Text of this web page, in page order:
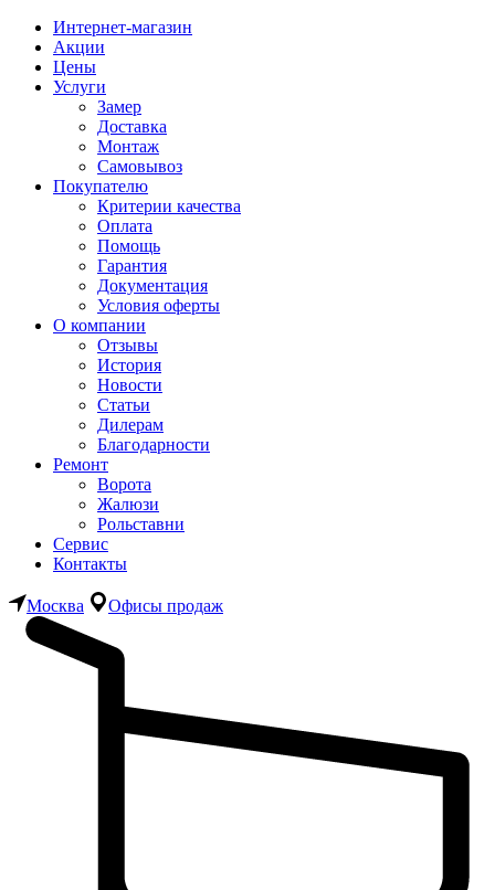
Интернет-магазин
Акции
Цены
Услуги
Замер
Доставка
Монтаж
Самовывоз
Покупателю
Критерии качества
Оплата
Помощь
Гарантия
Документация
Условия оферты
О компании
Отзывы
История
Новости
Статьи
Дилерам
Благодарности
Ремонт
Ворота
Жалюзи
Рольставни
Сервис
Контакты
Москва Офисы продаж